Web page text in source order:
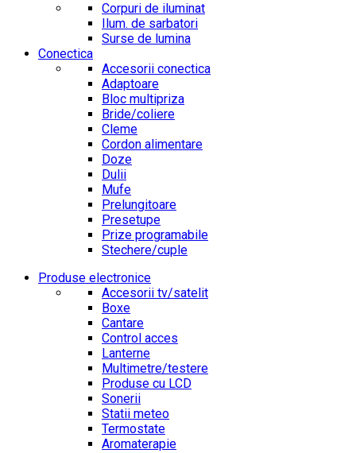
Corpuri de iluminat
Ilum. de sarbatori
Surse de lumina
Conectica
Accesorii conectica
Adaptoare
Bloc multipriza
Bride/coliere
Cleme
Cordon alimentare
Doze
Dulii
Mufe
Prelungitoare
Presetupe
Prize programabile
Stechere/cuple
Produse electronice
Accesorii tv/satelit
Boxe
Cantare
Control acces
Lanterne
Multimetre/testere
Produse cu LCD
Sonerii
Statii meteo
Termostate
Aromaterapie